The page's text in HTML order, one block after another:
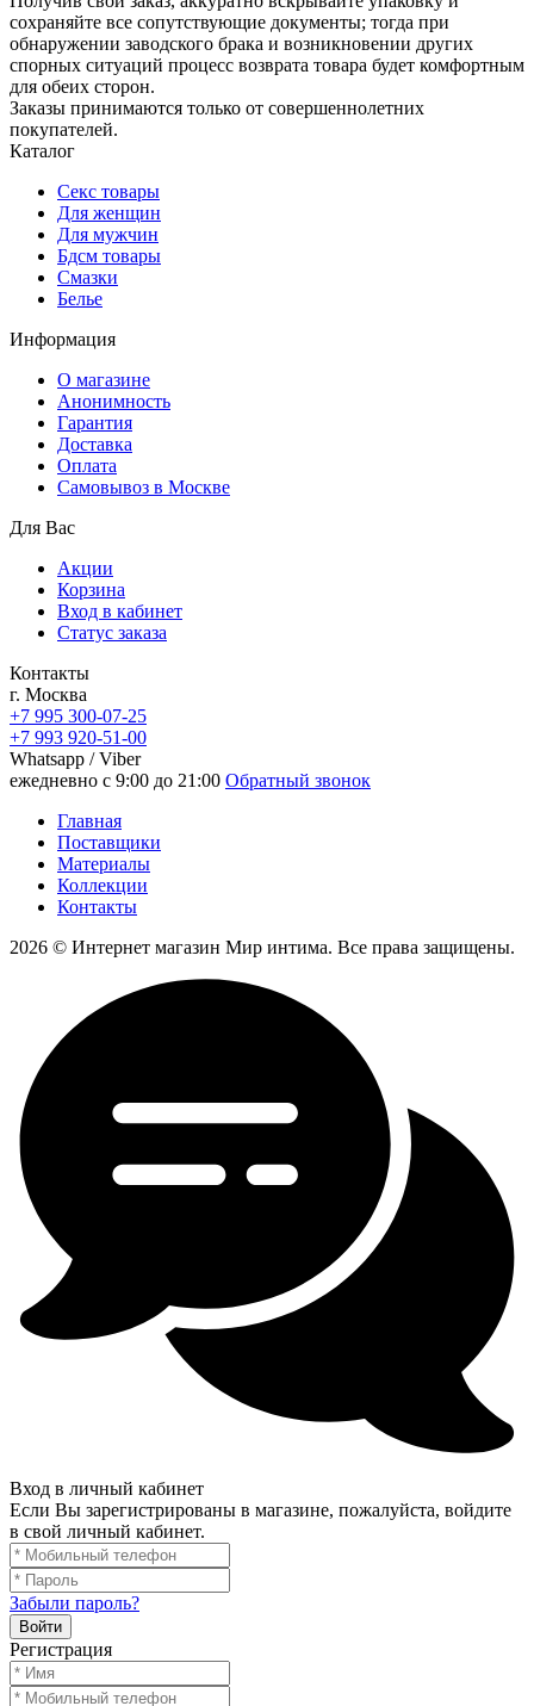
сохраняйте все сопутствующие документы; тогда при
обнаружении заводского брака и возникновении других
спорных ситуаций процесс возврата товара будет комфортным
для обеих сторон.
Заказы принимаются только от совершеннолетних
покупателей.
Каталог
Секс товары
Для женщин
Для мужчин
Бдсм товары
Смазки
Белье
Информация
О магазине
Анонимность
Гарантия
Доставка
Oплата
Самовывоз в Москве
Для Вас
Акции
Корзина
Вход в кабинет
Статус заказа
Контакты
г. Москва
+7 995 300-07-25
+7 993 920-51-00
Whatsapp / Viber
ежедневно с 9:00 до 21:00 Обратный звонок
Главная
Поставщики
Материалы
Коллекции
Контакты
2026 © Интернет магазин Мир интима. Все права защищены.
Вход в личный кабинет
Если Вы зарегистрированы в магазине, пожалуйста, войдите
в свой личный кабинет.
Забыли пароль?
Войти
Регистрация